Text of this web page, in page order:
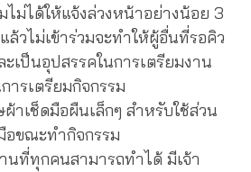
ไม่ได้ให้แจ้งล่วงหน้าอย่างน้อย 3
ล้วไม่เข้าร่วมจะทำให้ผู้อื่นที่รอคิว
ะเป็นอุปสรรคในการเตรียมงาน
ารเตรียมกิจกรรม
าเช็ดมือผืนเล็กๆ สำหรับใช้ส่วน
อขณะทำกิจกรรม
ที่ทุกคนสามารถทำได้ มีเจ้า